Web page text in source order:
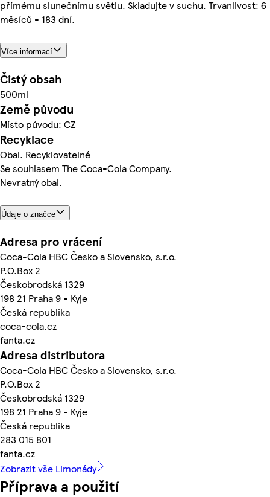
přímému slunečnímu světlu. Skladujte v suchu. Trvanlivost: 6
měsíců - 183 dní.
Více informací
Čistý obsah
500ml
Země původu
Místo původu: CZ
Recyklace
Obal. Recyklovatelné
Se souhlasem The Coca-Cola Company.
Nevratný obal.
Údaje o značce
Adresa pro vrácení
Coca-Cola HBC Česko a Slovensko, s.r.o.
P.O.Box 2
Českobrodská 1329
198 21 Praha 9 - Kyje
Česká republika
coca-cola.cz
fanta.cz
Adresa distributora
Coca-Cola HBC Česko a Slovensko, s.r.o.
P.O.Box 2
Českobrodská 1329
198 21 Praha 9 - Kyje
Česká republika
283 015 801
fanta.cz
Zobrazit vše Limonády
Příprava a použití